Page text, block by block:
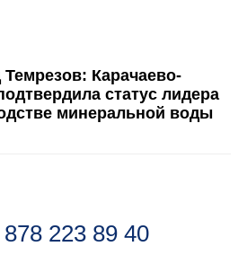
Карачаево-
статус лидера
минеральной воды
878 223 89 40